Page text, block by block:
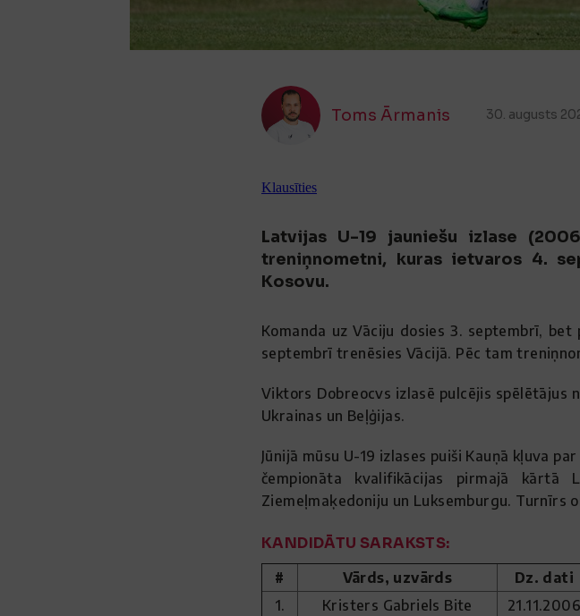
Toms Ārmanis 30. augusts
Klausīties
Latvijas U-19 jauniešu izlase
treniņnometni, kuras ietvaros 4.
Kosovu.
Komanda uz Vāciju dosies 3. septembrī,
septembrī trenēsies Vācijā. Pēc tam
Viktors Dobreocvs izlasē pulcējis spēlētājus
Ukrainas un Beļģijas.
Jūnijā mūsu U-19 izlases puiši Kauņā kļuva
čempionāta kvalifikācijas pirmajā kārtā
Ziemeļmaķedoniju un Luksemburgu. Turnīrs
KANDIDĀTU SARAKSTS:
# Vārds, uzvārds Dz. dati
1.
Kristers Gabriels Bite 21.11.2006